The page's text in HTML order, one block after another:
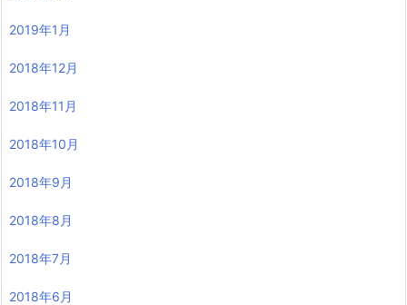
2019年1月
2018年12月
2018年11月
2018年10月
2018年9月
2018年8月
2018年7月
2018年6月